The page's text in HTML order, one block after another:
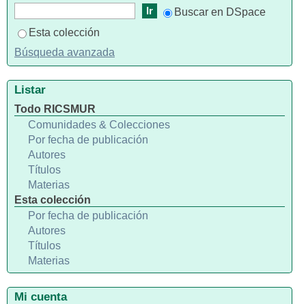
Buscar en DSpace
Esta colección
Búsqueda avanzada
Listar
Todo RICSMUR
Comunidades & Colecciones
Por fecha de publicación
Autores
Títulos
Materias
Esta colección
Por fecha de publicación
Autores
Títulos
Materias
Mi cuenta